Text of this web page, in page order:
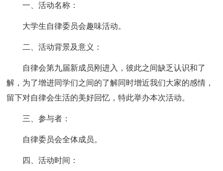
一、活动名称：
大学生自律委员会趣味活动。
二、活动背景及意义：
自律会第九届新成员刚进入，彼此之间缺乏认识和了
解，为了增进同学们之间的了解同时增近我们大家的感情，
留下对自律会生活的美好回忆，特此举办本次活动。
三、参与者：
自律委员会全体成员。
四、活动时间：